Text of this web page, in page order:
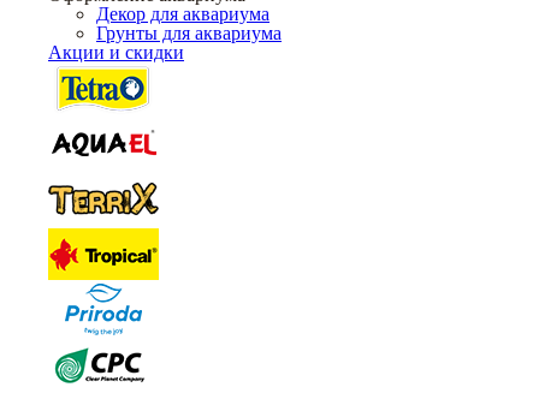
Декор для аквариума
Грунты для аквариума
Акции и скидки